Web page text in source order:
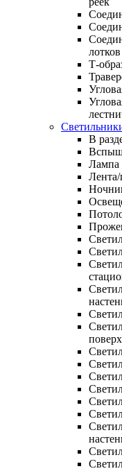
лотков
Т-
В
Лампа
Лента/